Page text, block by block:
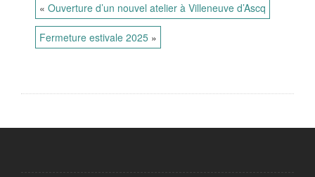
« Ouverture d’un nouvel atelier à Villeneuve d’Ascq
Fermeture estivale 2025 »